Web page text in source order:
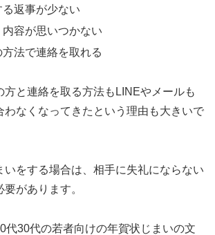
返事が少ない
容が思いつかない
法で連絡を取れる
方と連絡を取る方法もLINEやメールも
わなくなってきたという理由も大きいで
いをする場合は、相手に失礼にならない
があります。
代30代の若者向けの年賀状じまいの文